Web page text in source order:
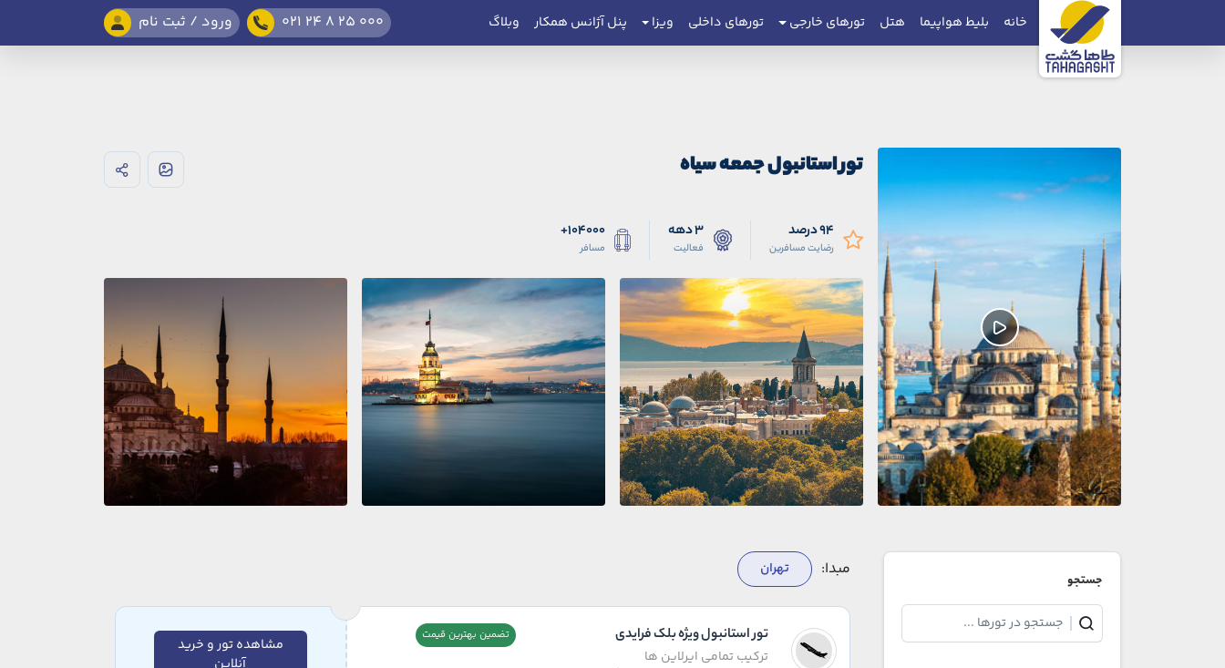
خانه بلیط هواپیما هتل تورهای خارجی تورهای داخلی ویزا پنل آژانس همکار وبلاگ 021 24 8 25 000 ورود / ثبت نام
تور استانبول جمعه سیاه
94 درصد
رضایت مسافرین
3 دهه
فعالیت
104000+
مسافر
جستجو
مبدا: تهران
تور استانبول ویژه بلک فرایدی
ترکیب تمامی ایرلاین ها
تضمین بهترین قیمت
مشاهده تور و خرید